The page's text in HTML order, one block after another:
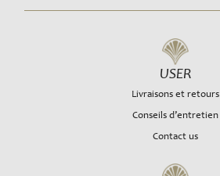
USER
Livraisons et retours
Conseils d’entretien
Contact us